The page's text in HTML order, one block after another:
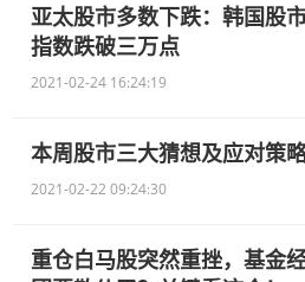
亚太股市多数下跌：韩国股
指数跌破三万点
2021-02-24 16:24:19
本周股市三大猜想及应对策
2021-02-22 09:24:30
重仓白马股突然重挫，基金